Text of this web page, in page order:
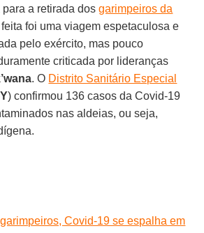
para a retirada dosgarimpeiros da
foi uma viagem espetaculosa e
pelo exército, mas pouco
criticada por lideranças
. O Distrito Sanitário Especial
) confirmou 136 casos da Covid-19
nas aldeias, ou seja,
Covid-19 se espalha em